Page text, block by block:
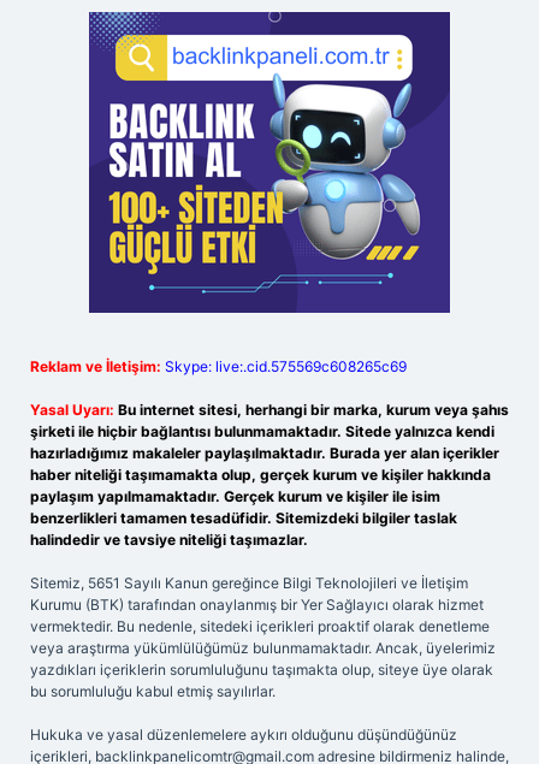
Reklam ve İletişim: Skype: live:.cid.575569c608265c69
Yasal Uyarı: Bu internet sitesi, herhangi bir marka, kurum veya şahıs
şirketi ile hiçbir bağlantısı bulunmamaktadır. Sitede yalnızca kendi
hazırladığımız makaleler paylaşılmaktadır. Burada yer alan içerikler
haber niteliği taşımamakta olup, gerçek kurum ve kişiler hakkında
paylaşım yapılmamaktadır. Gerçek kurum ve kişiler ile isim
benzerlikleri tamamen tesadüfidir. Sitemizdeki bilgiler taslak
halindedir ve tavsiye niteliği taşımazlar.
Sitemiz, 5651 Sayılı Kanun gereğince Bilgi Teknolojileri ve İletişim
Kurumu (BTK) tarafından onaylanmış bir Yer Sağlayıcı olarak hizmet
vermektedir. Bu nedenle, sitedeki içerikleri proaktif olarak denetleme
veya araştırma yükümlülüğümüz bulunmamaktadır. Ancak, üyelerimiz
yazdıkları içeriklerin sorumluluğunu taşımakta olup, siteye üye olarak
bu sorumluluğu kabul etmiş sayılırlar.
Hukuka ve yasal düzenlemelere aykırı olduğunu düşündüğünüz
içerikleri, backlinkpanelicomtr@gmail.com adresine bildirmeniz halinde,